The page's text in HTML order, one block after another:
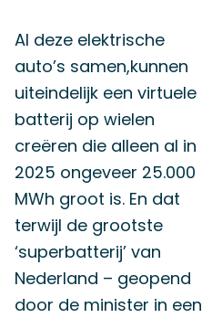
Al deze elektrische
auto’s samen,kunnen
uiteindelijk een virtuele
batterij op wielen
creëren die alleen al in
2025 ongeveer 25.000
MWh groot is. En dat
terwijl de grootste
‘superbatterij’ van
Nederland – geopend
door de minister in een